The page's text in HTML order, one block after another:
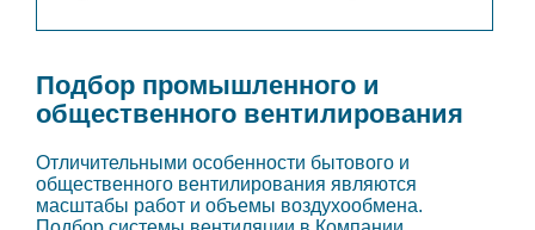
Подбор промышленного и
общественного вентилирования
Отличительными особенности бытового и
общественного вентилирования являются
масштабы работ и объемы воздухообмена.